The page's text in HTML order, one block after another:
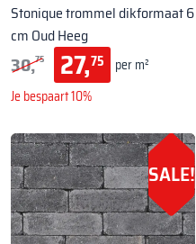
Stonique trommel dikformaat 6
cm Oud Heeg
30,75 27,75
per m²
Je bespaart 10%
SALE!